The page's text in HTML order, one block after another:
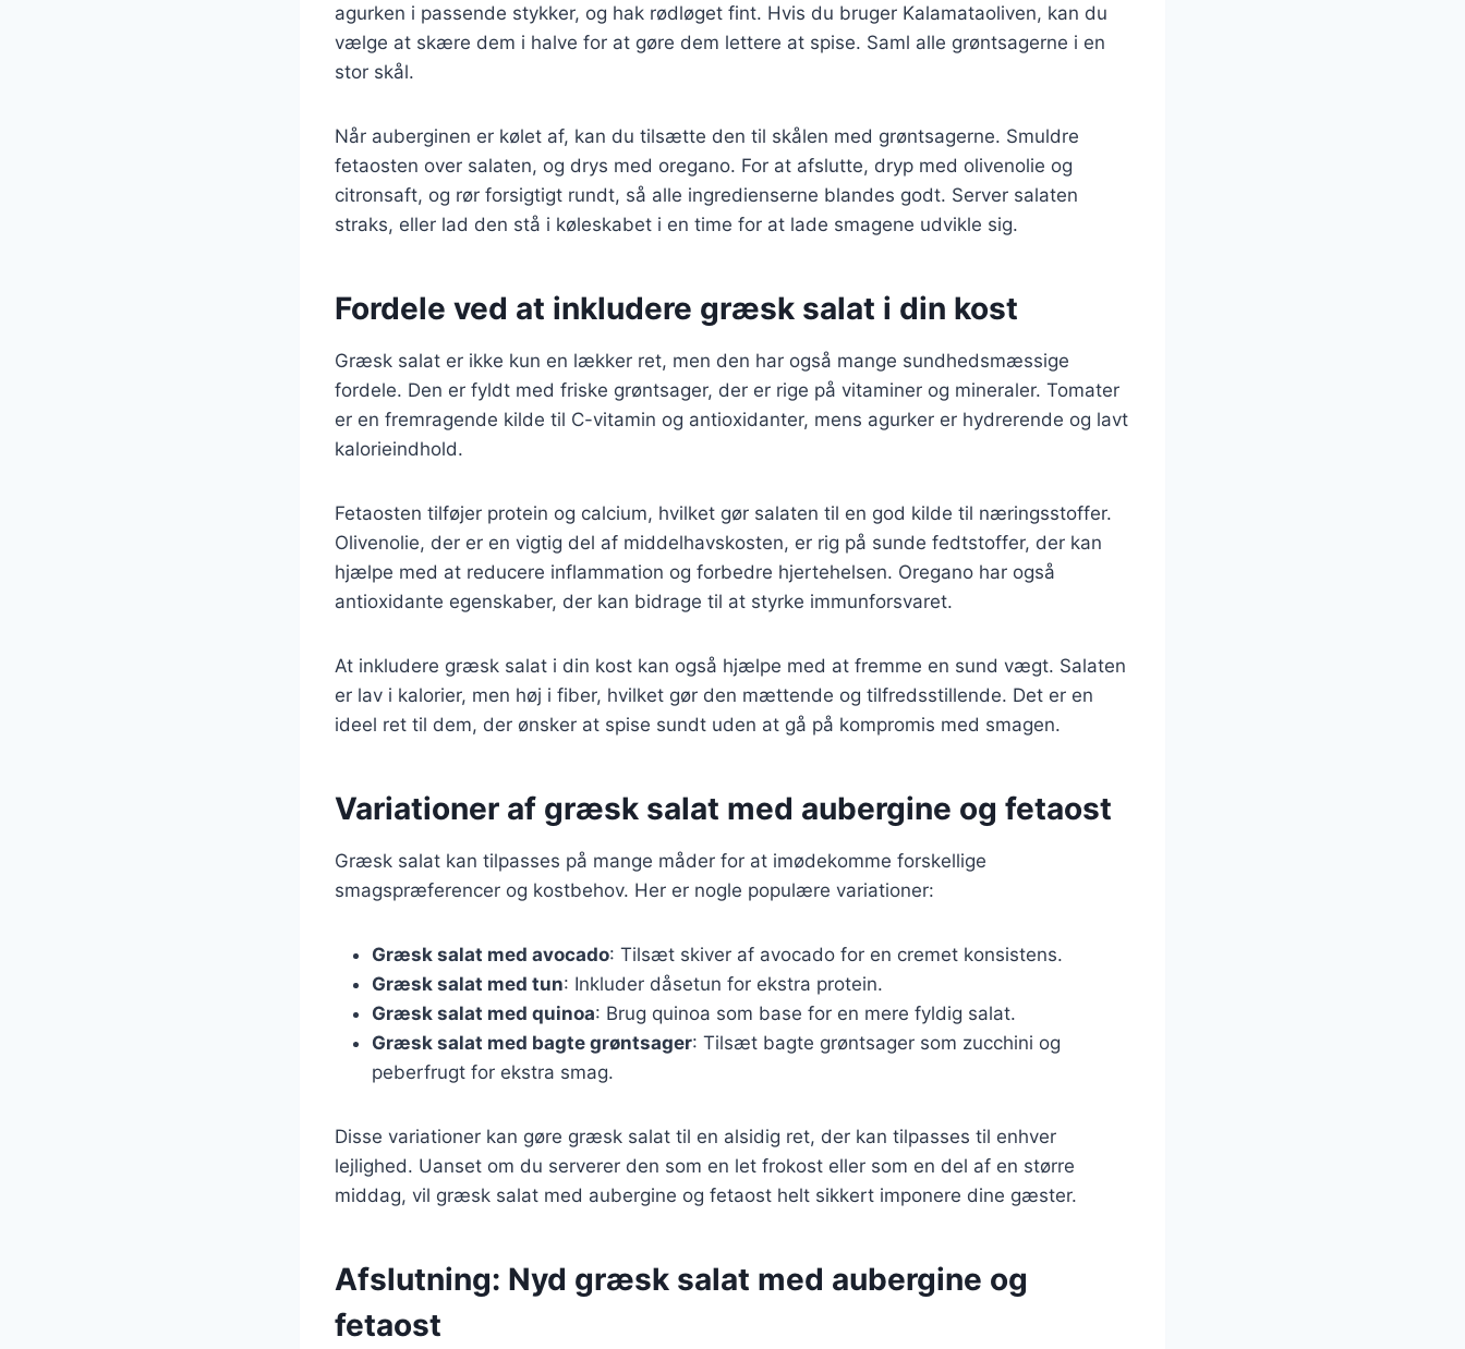
agurken i passende stykker, og hak rødløget fint. Hvis du bruger Kalamataoliven, kan du
vælge at skære dem i halve for at gøre dem lettere at spise. Saml alle grøntsagerne i en
stor skål.
Når auberginen er kølet af, kan du tilsætte den til skålen med grøntsagerne. Smuldre
fetaosten over salaten, og drys med oregano. For at afslutte, dryp med olivenolie og
citronsaft, og rør forsigtigt rundt, så alle ingredienserne blandes godt. Server salaten
straks, eller lad den stå i køleskabet i en time for at lade smagene udvikle sig.
Fordele ved at inkludere græsk salat i din kost
Græsk salat er ikke kun en lækker ret, men den har også mange sundhedsmæssige
fordele. Den er fyldt med friske grøntsager, der er rige på vitaminer og mineraler. Tomater
er en fremragende kilde til C-vitamin og antioxidanter, mens agurker er hydrerende og lavt
kalorieindhold.
Fetaosten tilføjer protein og calcium, hvilket gør salaten til en god kilde til næringsstoffer.
Olivenolie, der er en vigtig del af middelhavskosten, er rig på sunde fedtstoffer, der kan
hjælpe med at reducere inflammation og forbedre hjertehelsen. Oregano har også
antioxidante egenskaber, der kan bidrage til at styrke immunforsvaret.
At inkludere græsk salat i din kost kan også hjælpe med at fremme en sund vægt. Salaten
er lav i kalorier, men høj i fiber, hvilket gør den mættende og tilfredsstillende. Det er en
ideel ret til dem, der ønsker at spise sundt uden at gå på kompromis med smagen.
Variationer af græsk salat med aubergine og fetaost
Græsk salat kan tilpasses på mange måder for at imødekomme forskellige
smagspræferencer og kostbehov. Her er nogle populære variationer:
Græsk salat med avocado: Tilsæt skiver af avocado for en cremet konsistens.
Græsk salat med tun: Inkluder dåsetun for ekstra protein.
Græsk salat med quinoa: Brug quinoa som base for en mere fyldig salat.
Græsk salat med bagte grøntsager: Tilsæt bagte grøntsager som zucchini og
peberfrugt for ekstra smag.
Disse variationer kan gøre græsk salat til en alsidig ret, der kan tilpasses til enhver
lejlighed. Uanset om du serverer den som en let frokost eller som en del af en større
middag, vil græsk salat med aubergine og fetaost helt sikkert imponere dine gæster.
Afslutning: Nyd græsk salat med aubergine og
fetaost